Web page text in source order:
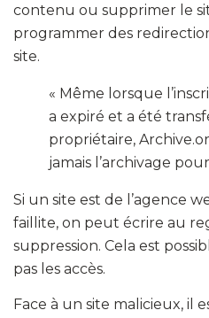
contenu ou supprimer le
programmer des
site.
« Même lorsque
a expiré et a été
propriétaire,
jamais l’archivage
Si un site est de l’agence
faillite, on peut écrire au
suppression. Cela est
pas les accès.
Face à un site malicieux, il